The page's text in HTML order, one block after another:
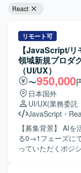
React
リモート可
【JavaScript/
領域新規プロダ
（UI/UX）
〜950,000
日本国外
UI/UX(業務委託
JavaScript ・
【募集背景】 AI
る0→1フェーズに
っていただくポジションです。 【